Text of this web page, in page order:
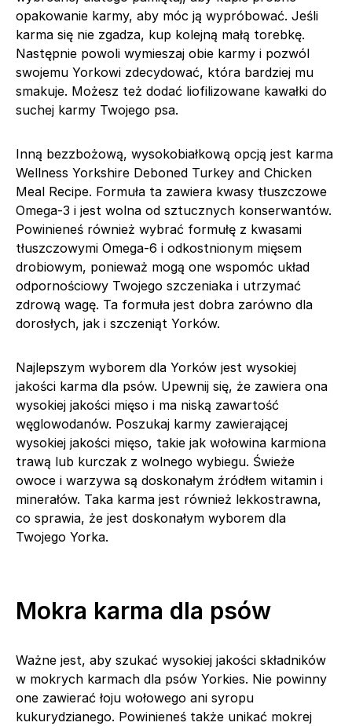
opakowanie karmy, aby móc ją wypróbować. Jeśli
karma się nie zgadza, kup kolejną małą torebkę.
Następnie powoli wymieszaj obie karmy i pozwól
swojemu Yorkowi zdecydować, która bardziej mu
smakuje. Możesz też dodać liofilizowane kawałki do
suchej karmy Twojego psa.
Inną bezzbożową, wysokobiałkową opcją jest karma
Wellness Yorkshire Deboned Turkey and Chicken
Meal Recipe. Formuła ta zawiera kwasy tłuszczowe
Omega-3 i jest wolna od sztucznych konserwantów.
Powinieneś również wybrać formułę z kwasami
tłuszczowymi Omega-6 i odkostnionym mięsem
drobiowym, ponieważ mogą one wspomóc układ
odpornościowy Twojego szczeniaka i utrzymać
zdrową wagę. Ta formuła jest dobra zarówno dla
dorosłych, jak i szczeniąt Yorków.
Najlepszym wyborem dla Yorków jest wysokiej
jakości karma dla psów. Upewnij się, że zawiera ona
wysokiej jakości mięso i ma niską zawartość
węglowodanów. Poszukaj karmy zawierającej
wysokiej jakości mięso, takie jak wołowina karmiona
trawą lub kurczak z wolnego wybiegu. Świeże
owoce i warzywa są doskonałym źródłem witamin i
minerałów. Taka karma jest również lekkostrawna,
co sprawia, że jest doskonałym wyborem dla
Twojego Yorka.
Mokra karma dla psów
Ważne jest, aby szukać wysokiej jakości składników
w mokrych karmach dla psów Yorkies. Nie powinny
one zawierać łoju wołowego ani syropu
kukurydzianego. Powinieneś także unikać mokrej